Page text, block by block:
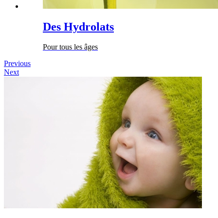
Des Hydrolats
Pour tous les âges
Previous
Next